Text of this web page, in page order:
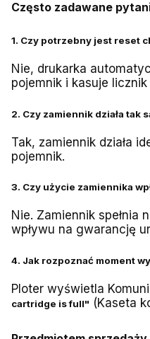
Często zadawane
1. Czy potrzebny jest reset
Nie, drukarka
pojemnik i kasuje
2. Czy zamiennik działa tak
Tak, zamiennik działa
pojemnik.
3. Czy użycie zamiennika
Nie. Zamiennik spełnia
wpływu na gwarancję
4. Jak rozpoznać moment
Ploter wyświetla
cartridge is full" (Kaseta